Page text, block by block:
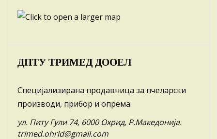
ДПТУ ТРИМЕД ДООЕЛ
Специјализирана продавница за пчеларски
производи, прибор и опрема.
ул. Питу Гули 74, 6000 Охрид, Р.Македонија.
trimed.ohrid@gmail.com